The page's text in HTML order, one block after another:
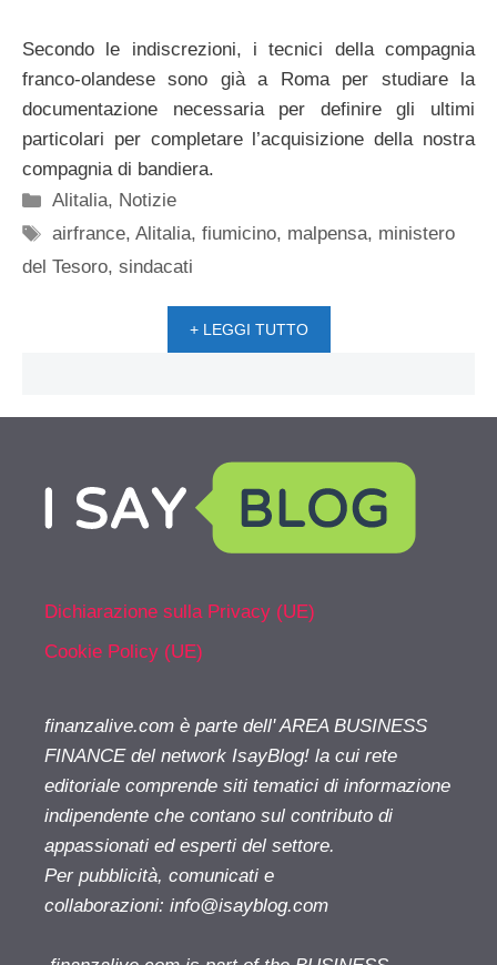
Secondo le indiscrezioni, i tecnici della compagnia
franco-olandese sono già a Roma per studiare la
documentazione necessaria per definire gli ultimi
particolari per completare l’acquisizione della nostra
compagnia di bandiera.
Categorie
Alitalia, Notizie
Tag
airfrance,Alitalia,fiumicino, malpensa, ministero
del Tesoro, sindacati
+ LEGGI TUTTO
Dichiarazione sulla Privacy (UE)
Cookie Policy (UE)
finanzalive.com è parte dell' AREA BUSINESS
FINANCE del network IsayBlog! la cui rete
editoriale comprende siti tematici di informazione
indipendente che contano sul contributo di
appassionati ed esperti del settore.
Per pubblicità, comunicati e
collaborazioni: info@isayblog.com